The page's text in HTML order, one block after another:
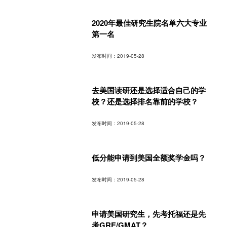
2020年最佳研究生院名单六大专业
第一名
发布时间：2019-05-28
去美国读研还是选择适合自己的学
校？还是选择排名靠前的学校？
发布时间：2019-05-28
低分能申请到美国全额奖学金吗？
发布时间：2019-05-28
申请美国研究生，先考托福还是先
考GRE/GMAT？